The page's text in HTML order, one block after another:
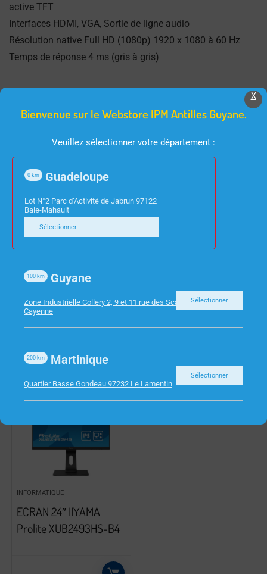
active TFT
Interfaces HDMI, VGA, Sortie de ligne audio
Résolution native Full HD (1080p) 1920 x 1080 à 60 Hz
Temps de réponse 4 ms (gris à gris)
Produits Similaires
INFORMATIQUE
ECRAN 21.5″ ACER
V226HQLBID 16/9 FULL
HD VGA/DVI/HDMI
INFORMATIQUE
INFORMATIQUE
ECRAN 24″ IIYAMA
Prolite XUB2493HS-B4
X
Bienvenue sur le Webstore IPM Antilles Guyane.
Veuillez sélectionner votre département :
Guadeloupe
0 km
Lot N°2 Parc d’Activité de Jabrun 97122
Baie-Mahault
Sélectionner
Guyane
100 km
Zone Industrielle Collery 2, 9 et 11 rue des Scarabees 97300
Cayenne
Sélectionner
Martinique
200 km
Quartier Basse Gondeau 97232 Le Lamentin
Sélectionner